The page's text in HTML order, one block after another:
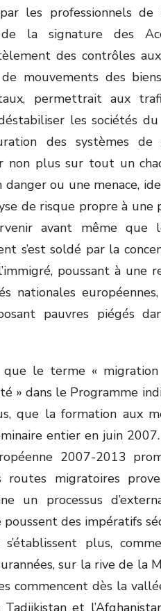
les professionnels
la signature des
des contrôles
mouvements des
permettrait aux
les sociétés du
des systèmes de
non plus sur tout un
ou une menace,
de risque propre à
avant même
s’est soldé par la
poussant à une
nationales
pauvres piégés
que le terme «
» dans le Programme
que la formation aux
entier en juin
2007-2013
migratoires
un processus
des impératifs
plus,
sur la rive de la
commencent dès la
et